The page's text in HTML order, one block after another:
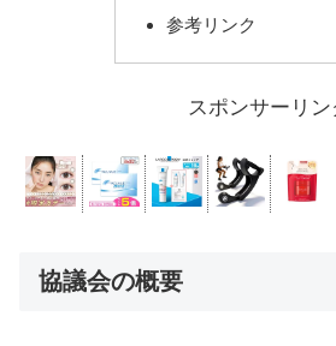
参考リンク
スポンサーリン
協議会の概要